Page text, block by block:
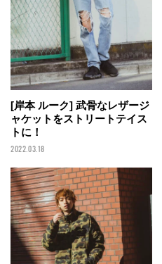
[岸本 ルーク] 武骨なレザージ
ャケットをストリートテイス
トに！
2022.03.18